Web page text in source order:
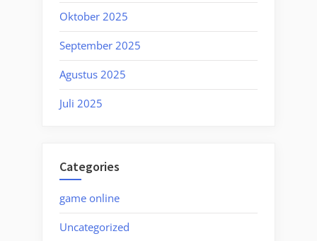
Oktober 2025
September 2025
Agustus 2025
Juli 2025
Categories
game online
Uncategorized